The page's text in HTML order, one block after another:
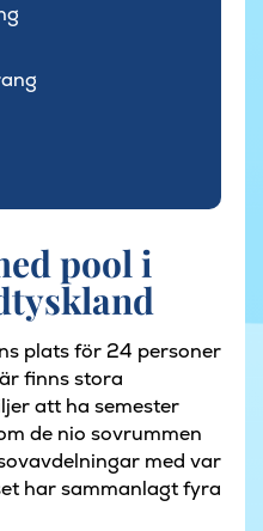
pool i
plats för 24 personer
finns stora
att ha semester
de nio sovrummen
med var
har sammanlagt fyra